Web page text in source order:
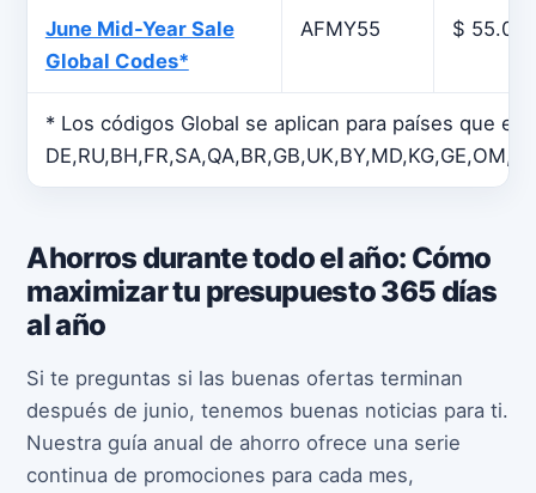
June Mid-Year Sale
Global Codes*
AFMY55 $ 55.00
* Los códigos Global se aplican para países que
Ahorros durante todo el año: Cómo
maximizar tu presupuesto 365 días
al año
Si te preguntas si las buenas ofertas terminan
después de junio, tenemos buenas noticias para ti.
Nuestra guía anual de ahorro ofrece una serie
continua de promociones para cada mes,